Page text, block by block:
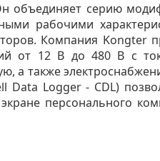
объединяет серию
рабочими
Компания Kongter
от 12 В до 480 В с
а также
Data Logger - CDL)
персонального